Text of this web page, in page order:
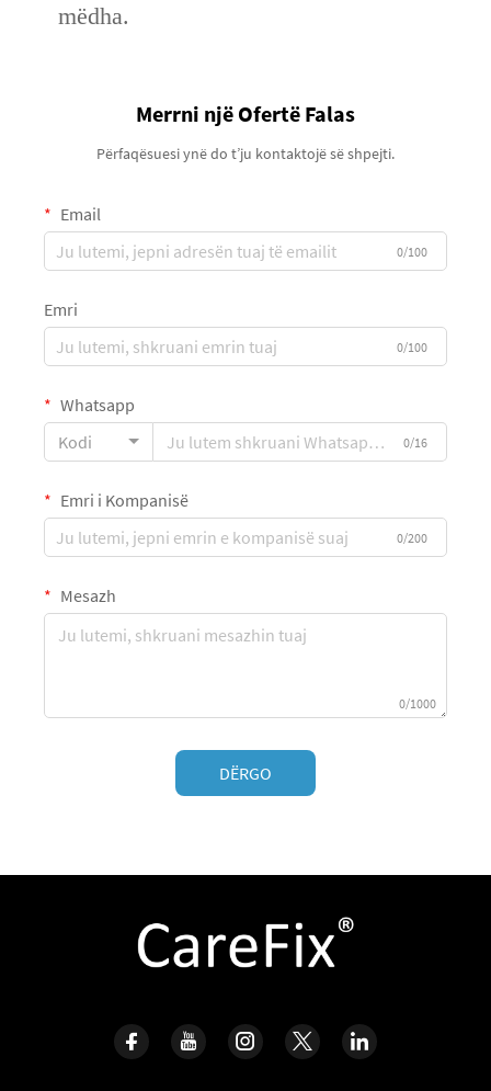
mëdha.
Merrni një Ofertë Falas
Përfaqësuesi ynë do t’ju kontaktojë së shpejti.
Email
0/100
Emri
0/100
Whatsapp
Kodi
0/16
Emri i Kompanisë
0/200
Mesazh
0/1000
DËRGO